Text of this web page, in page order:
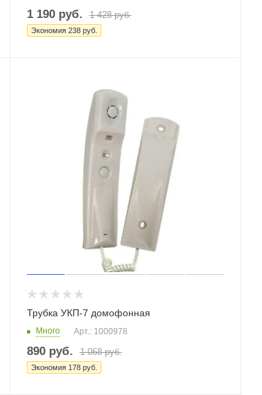
1 190руб. 1 428руб.
Экономия 238руб.
Трубка УКП-7 домофонная
Много Арт.: 1000978
890руб. 1 068руб.
Экономия 178руб.